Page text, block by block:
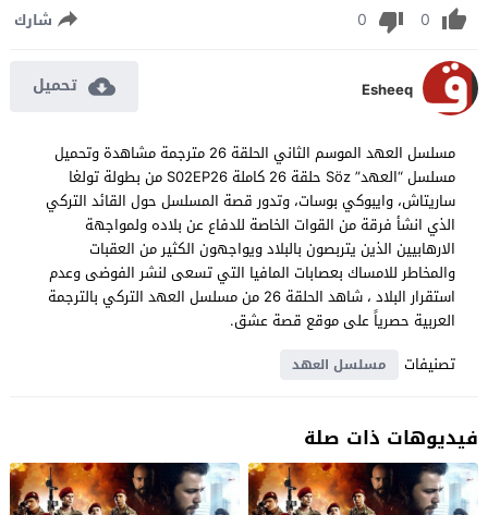
0
0 شارك
Esheeq تحميل
مسلسل العهد الموسم الثاني الحلقة 26 مترجمة مشاهدة وتحميل
مسلسل “العهد” Söz حلقة 26 كاملة S02EP26 من بطولة تولغا
ساريتاش، وايبوكي بوسات، وتدور قصة المسلسل حول القائد التركي
الذي انشأ فرقة من القوات الخاصة للدفاع عن بلاده ولمواجهة
الارهابيين الذين يتربصون بالبلاد ويواجهون الكثير من العقبات
والمخاطر للامساك بعصابات المافيا التي تسعى لنشر الفوضى وعدم
استقرار البلاد ، شاهد الحلقة 26 من مسلسل العهد التركي بالترجمة
العربية حصرياً على موقع قصة عشق.
تصنيفات
مسلسل العهد
فيديوهات ذات صلة